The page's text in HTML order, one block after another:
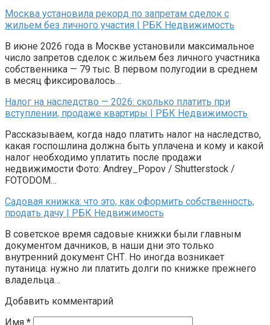
Москва установила рекорд по запретам сделок с
жильем без личного участия | РБК Недвижимость
В июне 2026 года в Москве установили максимальное
число запретов сделок с жильем без личного участника
собственника — 79 тыс. В первом полугодии в среднем
в месяц фиксировалось…
Налог на наследство — 2026: сколько платить при
вступлении, продаже квартиры | РБК Недвижимость
Рассказываем, когда надо платить налог на наследство,
какая госпошлина должна быть уплачена и кому и какой
налог необходимо уплатить после продажи
недвижимости Фото: Andrey_Popov / Shutterstock /
FOTODOM…
Садовая книжка: что это, как оформить собственность,
продать дачу | РБК Недвижимость
В советское время садовые книжки были главным
документом дачников, в наши дни это только
внутренний документ СНТ. Но иногда возникает
путаница: нужно ли платить долги по книжке прежнего
владельца…
Добавить комментарий
Имя *